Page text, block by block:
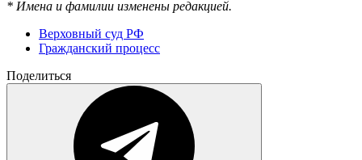
* Имена и фамилии изменены редакцией.
Верховный суд РФ
Гражданский процесс
Поделиться